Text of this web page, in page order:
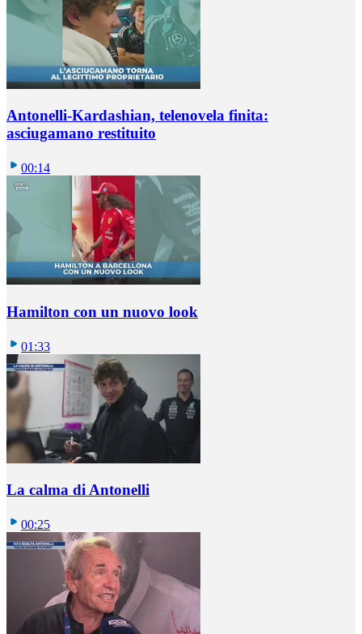
Antonelli-Kardashian, telenovela finita:
asciugamano restituito
00:14
Hamilton con un nuovo look
01:33
La calma di Antonelli
00:25